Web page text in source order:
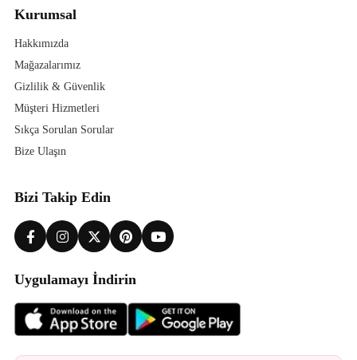
Kurumsal
Hakkımızda
Mağazalarımız
Gizlilik & Güvenlik
Müşteri Hizmetleri
Sıkça Sorulan Sorular
Bize Ulaşın
Bizi Takip Edin
Uygulamayı İndirin